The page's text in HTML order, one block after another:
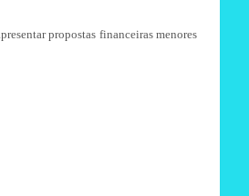
propostas financeiras menores